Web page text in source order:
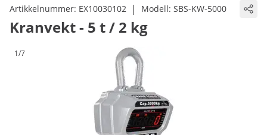
Artikkelnummer: EX10030102 | Modell: SBS-KW-5000
Kranvekt - 5 t / 2 kg
1/7